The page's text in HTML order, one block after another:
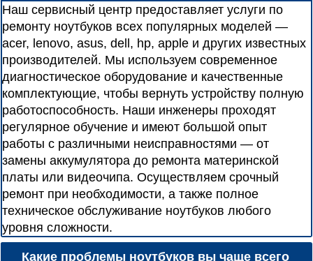
Наш сервисный центр предоставляет услуги по
ремонту ноутбуков всех популярных моделей —
acer, lenovo, asus, dell, hp, apple и других известных
производителей. Мы используем современное
диагностическое оборудование и качественные
комплектующие, чтобы вернуть устройству полную
работоспособность. Наши инженеры проходят
регулярное обучение и имеют большой опыт
работы с различными неисправностями — от
замены аккумулятора до ремонта материнской
платы или видеочипа. Осуществляем срочный
ремонт при необходимости, а также полное
техническое обслуживание ноутбуков любого
уровня сложности.
Какие проблемы ноутбуков вы чаще всего